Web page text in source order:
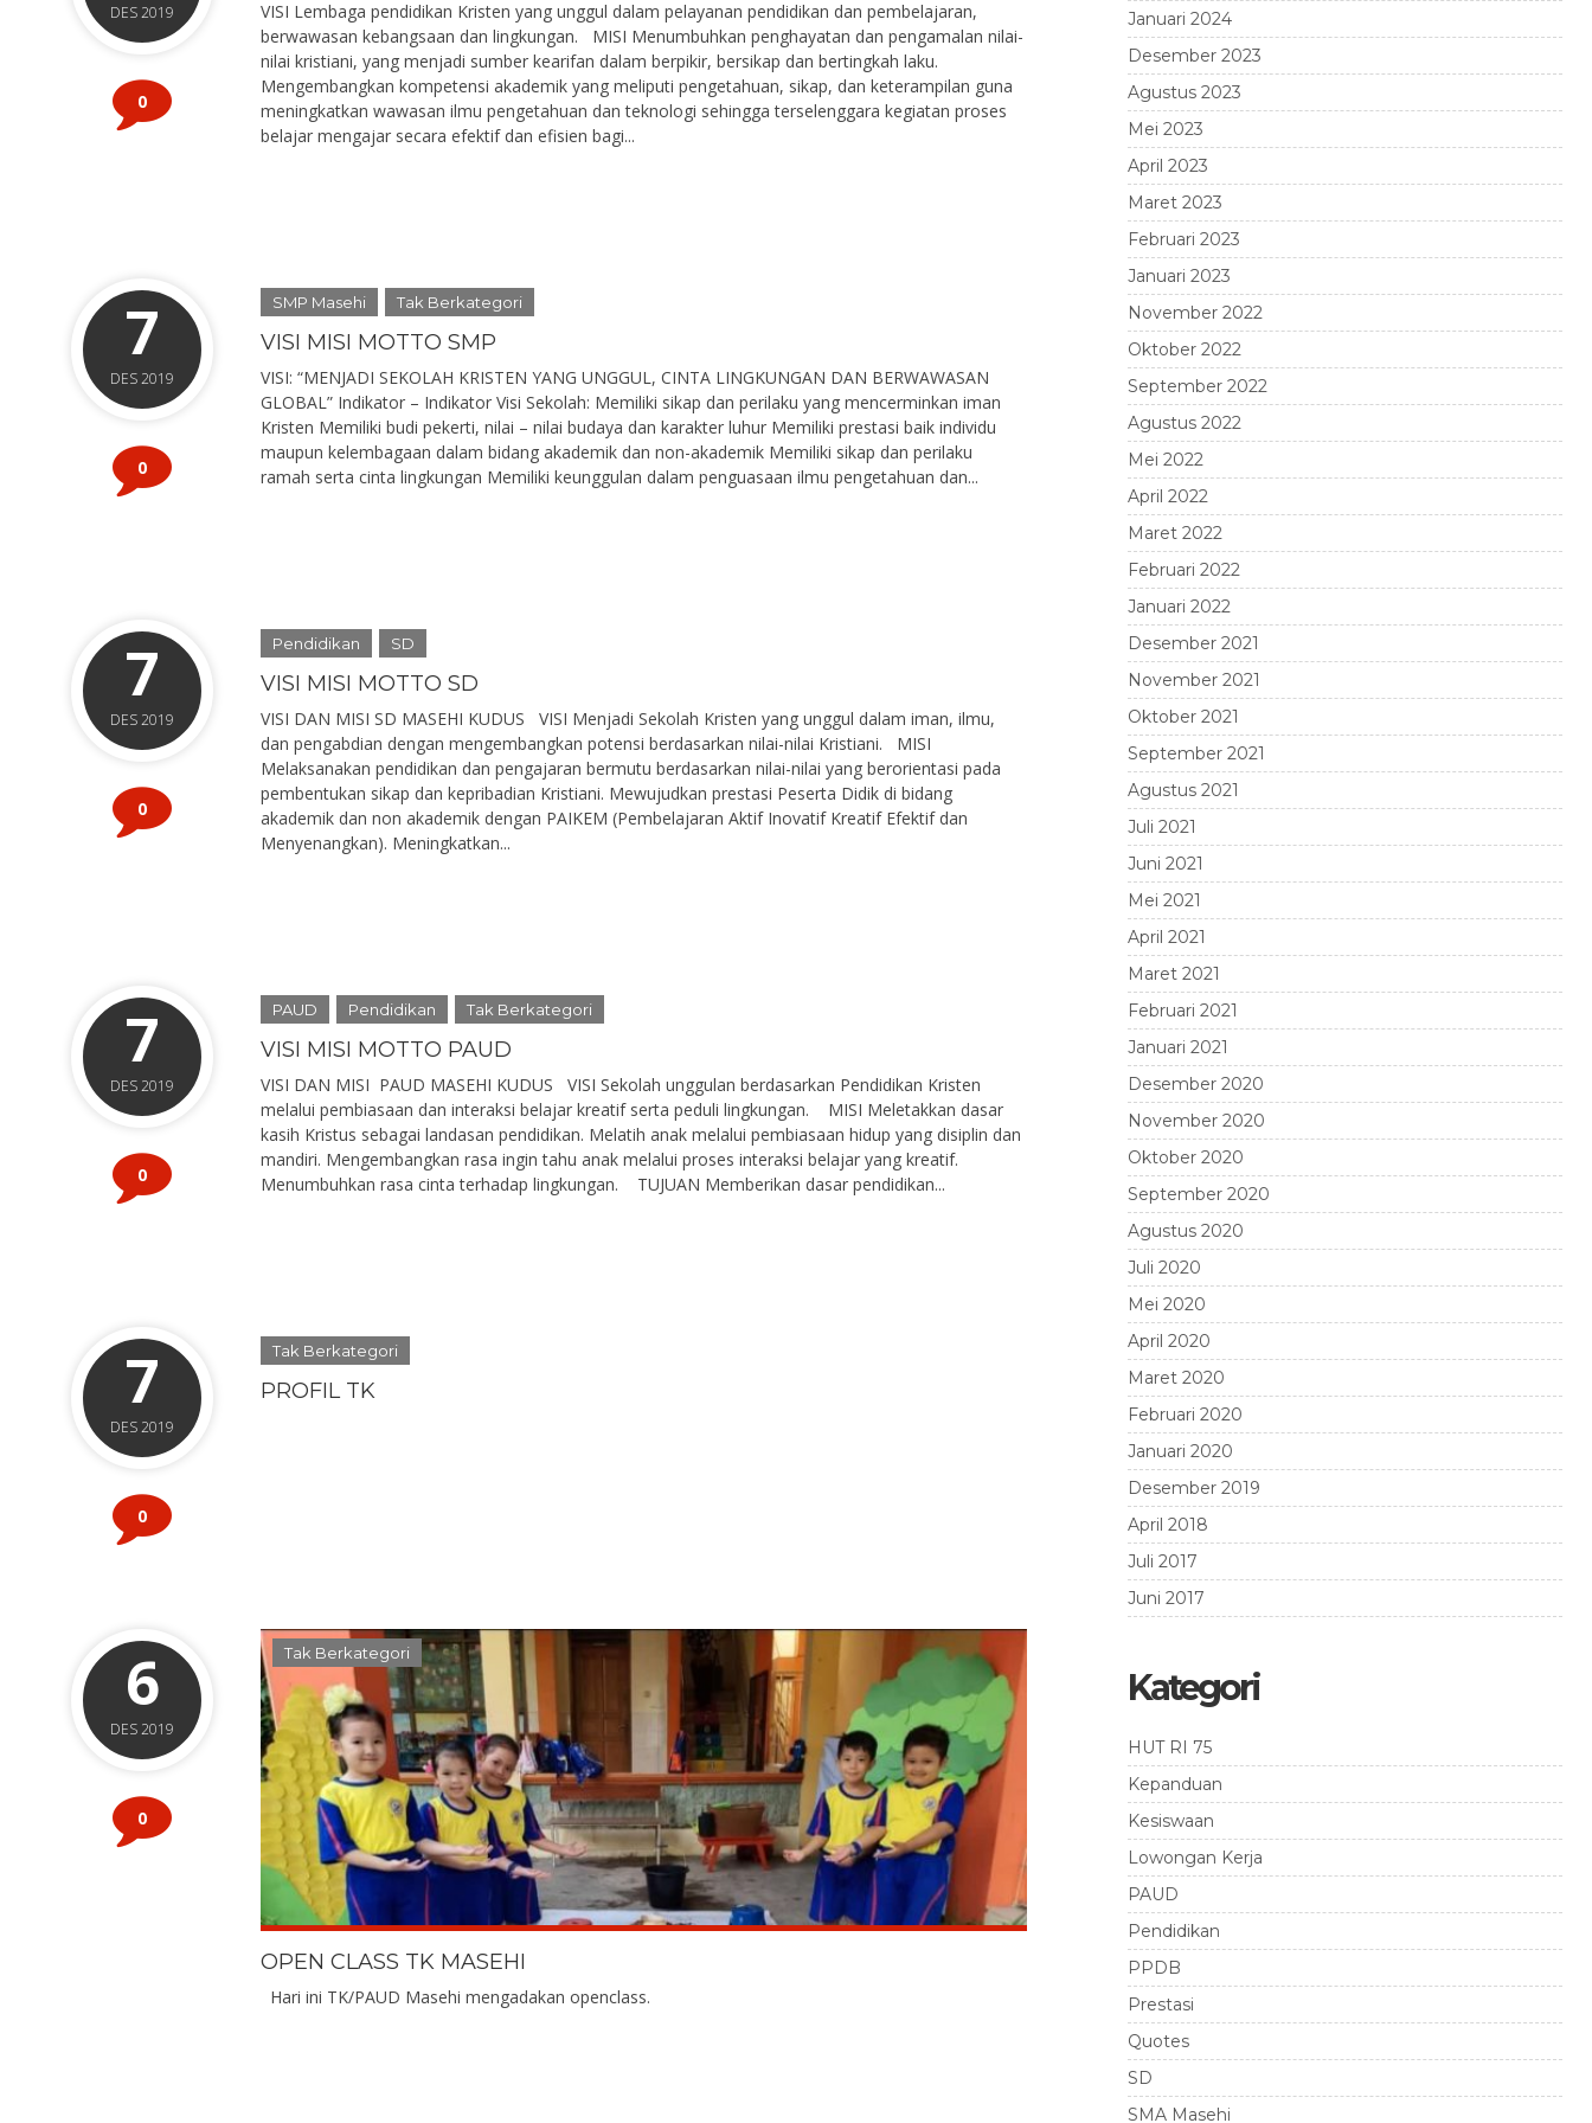
DES 2019
0
VISI Lembaga pendidikan Kristen yang unggul dalam pelayanan pendidikan dan pembelajaran,
berwawasan kebangsaan dan lingkungan. MISI Menumbuhkan penghayatan dan pengamalan nilai-
nilai kristiani, yang menjadi sumber kearifan dalam berpikir, bersikap dan bertingkah laku.
Mengembangkan kompetensi akademik yang meliputi pengetahuan, sikap, dan keterampilan guna
meningkatkan wawasan ilmu pengetahuan dan teknologi sehingga terselenggara kegiatan proses
belajar mengajar secara efektif dan efisien bagi...
7
DES 2019
0
SMP Masehi Tak Berkategori
VISI MISI MOTTO SMP
VISI: “MENJADI SEKOLAH KRISTEN YANG UNGGUL, CINTA LINGKUNGAN DAN BERWAWASAN
GLOBAL” Indikator – Indikator Visi Sekolah: Memiliki sikap dan perilaku yang mencerminkan iman
Kristen Memiliki budi pekerti, nilai – nilai budaya dan karakter luhur Memiliki prestasi baik individu
maupun kelembagaan dalam bidang akademik dan non-akademik Memiliki sikap dan perilaku
ramah serta cinta lingkungan Memiliki keunggulan dalam penguasaan ilmu pengetahuan dan...
7
DES 2019
0
Pendidikan SD
VISI MISI MOTTO SD
VISI DAN MISI SD MASEHI KUDUS VISI Menjadi Sekolah Kristen yang unggul dalam iman, ilmu,
dan pengabdian dengan mengembangkan potensi berdasarkan nilai-nilai Kristiani. MISI
Melaksanakan pendidikan dan pengajaran bermutu berdasarkan nilai-nilai yang berorientasi pada
pembentukan sikap dan kepribadian Kristiani. Mewujudkan prestasi Peserta Didik di bidang
akademik dan non akademik dengan PAIKEM (Pembelajaran Aktif Inovatif Kreatif Efektif dan
Menyenangkan). Meningkatkan...
7
DES 2019
0
PAUD Pendidikan Tak Berkategori
VISI MISI MOTTO PAUD
VISI DAN MISI PAUD MASEHI KUDUS VISI Sekolah unggulan berdasarkan Pendidikan Kristen
melalui pembiasaan dan interaksi belajar kreatif serta peduli lingkungan. MISI Meletakkan dasar
kasih Kristus sebagai landasan pendidikan. Melatih anak melalui pembiasaan hidup yang disiplin dan
mandiri. Mengembangkan rasa ingin tahu anak melalui proses interaksi belajar yang kreatif.
Menumbuhkan rasa cinta terhadap lingkungan. TUJUAN Memberikan dasar pendidikan...
7
DES 2019
0
Tak Berkategori
PROFIL TK
6
DES 2019
0
Tak Berkategori
OPEN CLASS TK MASEHI
Hari ini TK/PAUD Masehi mengadakan openclass.
Januari 2024
Desember 2023
Agustus 2023
Mei 2023
April 2023
Maret 2023
Februari 2023
Januari 2023
November 2022
Oktober 2022
September 2022
Agustus 2022
Mei 2022
April 2022
Maret 2022
Februari 2022
Januari 2022
Desember 2021
November 2021
Oktober 2021
September 2021
Agustus 2021
Juli 2021
Juni 2021
Mei 2021
April 2021
Maret 2021
Februari 2021
Januari 2021
Desember 2020
November 2020
Oktober 2020
September 2020
Agustus 2020
Juli 2020
Mei 2020
April 2020
Maret 2020
Februari 2020
Januari 2020
Desember 2019
April 2018
Juli 2017
Juni 2017
Kategori
HUT RI 75
Kepanduan
Kesiswaan
Lowongan Kerja
PAUD
Pendidikan
PPDB
Prestasi
Quotes
SD
SMA Masehi